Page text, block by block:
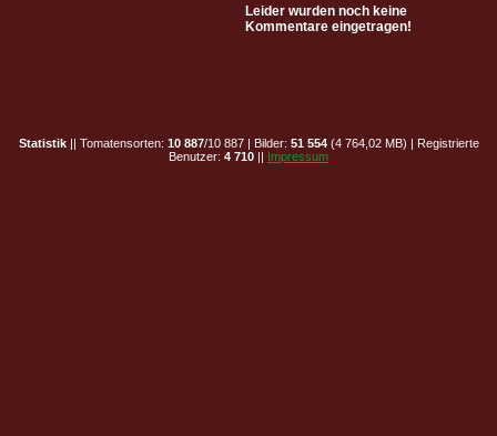
Leider wurden noch keine
Kommentare eingetragen!
Statistik|| Tomatensorten: 10 887/10 887 | Bilder: 51 554(4 764,02 MB) | Registrierte
Benutzer: 4 710 || Impressum